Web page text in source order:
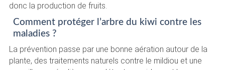
donc la production de fruits.
Comment protéger l’arbre du kiwi contre les
maladies ?
La prévention passe par une bonne aération autour de la
plante, des traitements naturels contre le mildiou et une